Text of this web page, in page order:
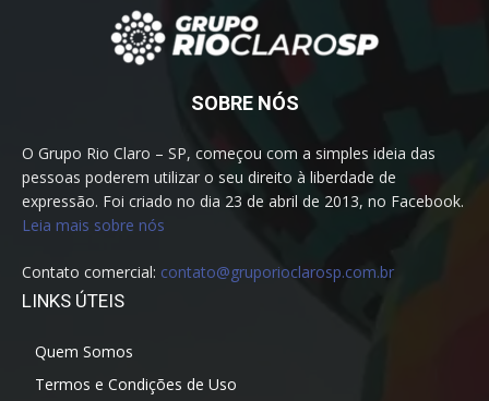
SOBRE NÓS
O Grupo Rio Claro – SP, começou com a simples ideia das
pessoas poderem utilizar o seu direito à liberdade de
expressão. Foi criado no dia 23 de abril de 2013, no Facebook.
Leia mais sobre nós
Contato comercial: contato@gruporioclarosp.com.br
LINKS ÚTEIS
Quem Somos
Termos e Condições de Uso